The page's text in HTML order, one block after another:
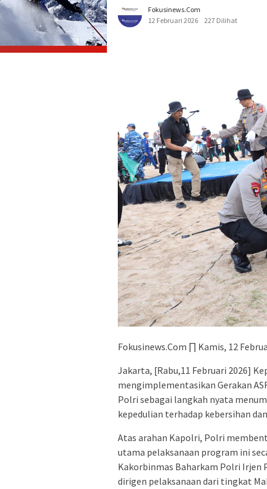
Fokusinews.com
12 Februari 2026
227 Dilihat
Fokusinews.Com ∏ Kamis, 12
Jakarta, [Rabu,11 Februari 2026]
mengimplementasikan Gerakan
Polri sebagai langkah nyata
kepedulian terhadap kebersihan
Atas arahan Kapolri, Polri
utama pelaksanaan program ini
Kakorbinmas Baharkam Polri Irjen
dirigen pelaksanaan dari tingkat